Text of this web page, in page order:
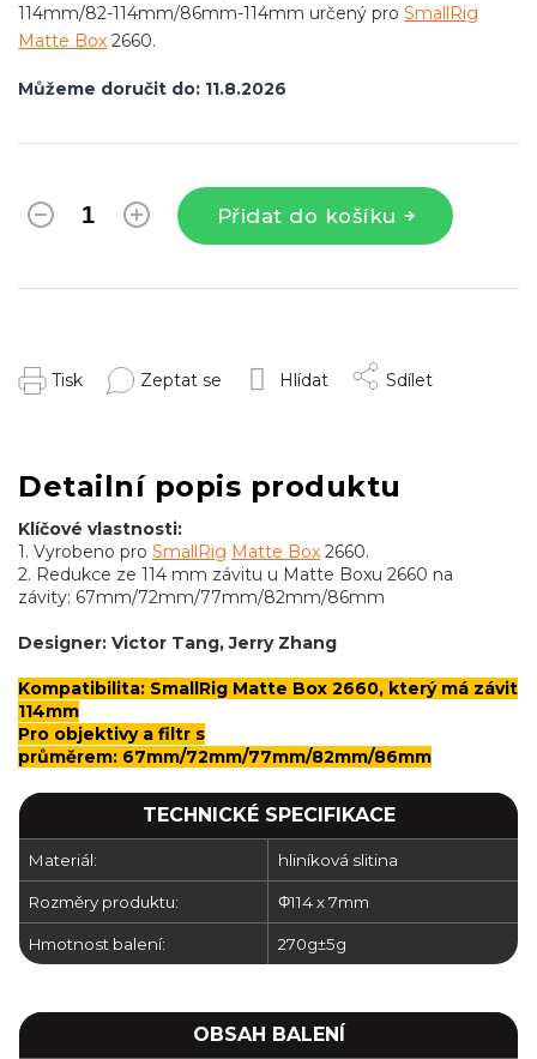
Můžeme doručit do: 11.8.2026
Přidat do košíku
114mm/82-114mm/86mm-114mm určený pro SmallRig
Matte Box 2660.
Tisk Zeptat se Hlídat Sdílet
Detailní popis produktu
Klíčové vlastnosti:
1. Vyrobeno pro SmallRig Matte Box 2660.
2. Redukce ze 114 mm závitu u Matte Boxu 2660 na
závity: 67mm/72mm/77mm/82mm/86mm
Designer: Victor Tang, Jerry Zhang
Kompatibilita: SmallRig Matte Box 2660, který má závit
114mm
Pro objektivy a filtr s
průměrem: 67mm/72mm/77mm/82mm/86mm
TECHNICKÉ SPECIFIKACE
Materiál: hliníková slitina
Rozměry produktu: Φ114 x 7mm
Hmotnost balení: 270g±5g
OBSAH BALENÍ